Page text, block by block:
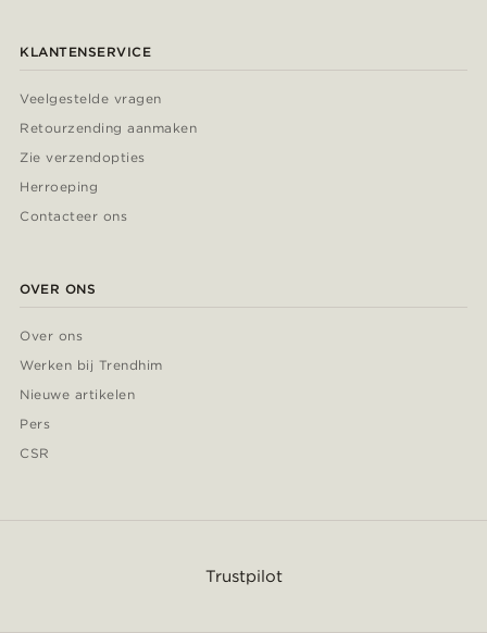
KLANTENSERVICE
Veelgestelde vragen
Retourzending aanmaken
Zie verzendopties
Herroeping
Contacteer ons
OVER ONS
Over ons
Werken bij Trendhim
Nieuwe artikelen
Pers
CSR
Trustpilot